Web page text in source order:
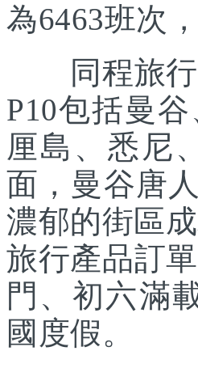
為6463班次
同程旅行
P10包括曼
厘島、悉尼
面，曼谷唐
濃郁的街區
旅行產品訂
門、初六滿
國度假。